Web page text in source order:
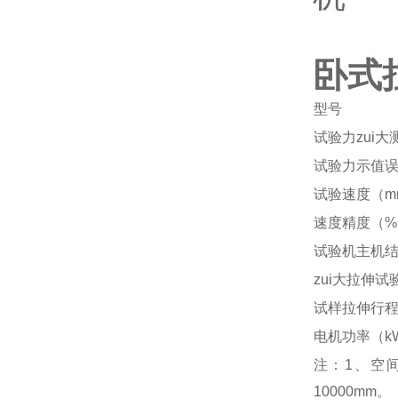
卧式
型号
试验力zui大
试验力示值
试验速度（
速度精度（
试验机主机
zui大拉伸试
试样拉伸行
电机功率（
注：1、空
10000mm。